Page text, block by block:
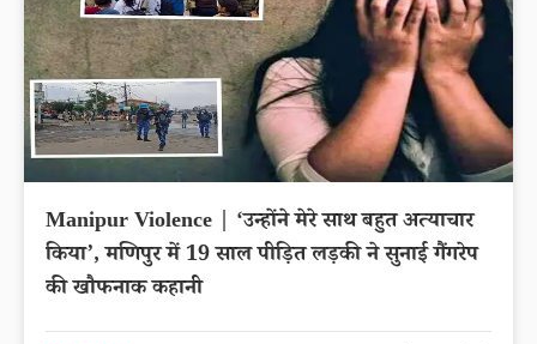
Manipur Violence | ‘उन्होंने मेरे साथ बहुत अत्याचार
किया’, मणिपुर में 19 साल पीड़ित लड़की ने सुनाई गैंगरेप
की खौफनाक कहानी